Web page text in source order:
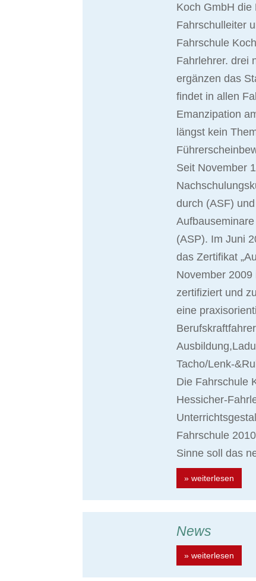
Koch GmbH die
Fahrschulleiter
Fahrschule
Fahrlehrer. drei
ergänzen das
findet in allen
Emanzipation
längst kein
Seit November
durch (ASF)
(ASP). Im Juni
das Zertifikat
November
zertifiziert und
eine
Tacho/Lenk-
Die Fahrschule
Hessicher-
Fahrschule
Sinne soll das
» weiterlesen
News
» weiterlesen